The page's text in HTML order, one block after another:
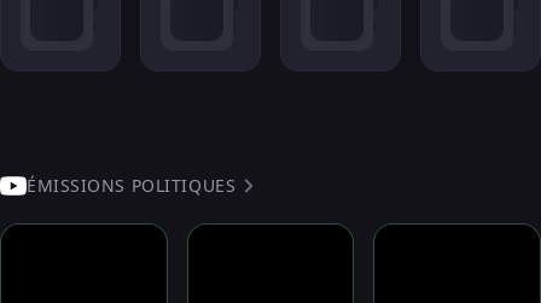
ÉMISSIONS POLITIQUES